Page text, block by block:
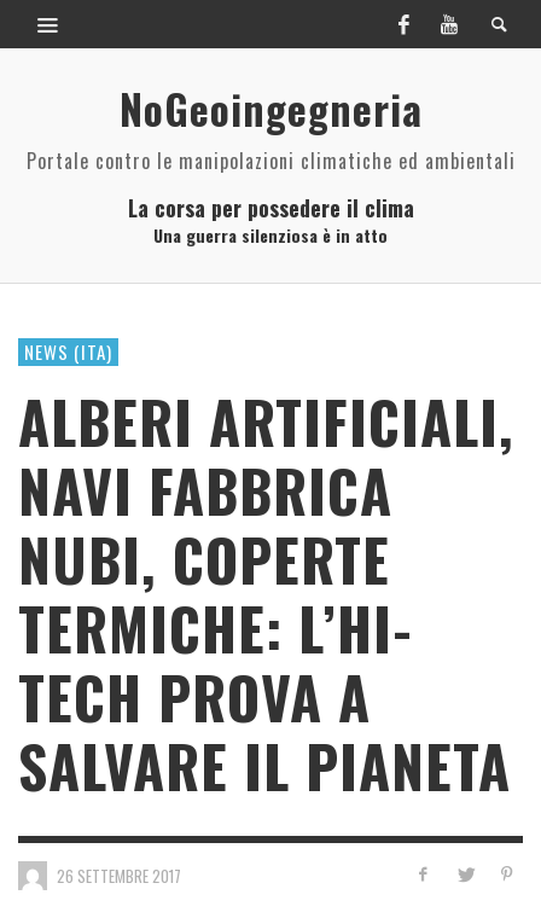
NoGeoingegneria
Portale contro le manipolazioni climatiche ed ambientali
La corsa per possedere il clima
Una guerra silenziosa è in atto
NEWS (ITA)
ALBERI ARTIFICIALI,
NAVI FABBRICA
NUBI, COPERTE
TERMICHE: L’HI-
TECH PROVA A
SALVARE IL PIANETA
26 SETTEMBRE 2017